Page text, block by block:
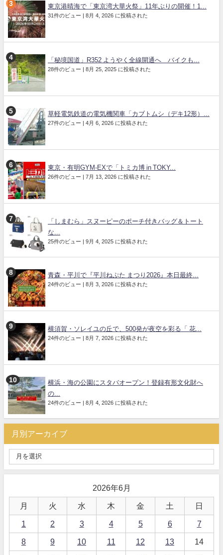
東京港晴海で「東京湾大華火祭」11年ぶりの開催！1...
31件のビュー | 8月 4, 2026 に投稿された
「秘境国道」R352 ようやく全線開通へ バイクも...
28件のビュー | 8月 25, 2025 に投稿された
草軽電気鉄道の電気機関車「カブトムシ（デキ12形）...
27件のビュー | 4月 6, 2026 に投稿された
東京・有明GYM-EXで「トミカ博 in TOKY...
26件のビュー | 7月 13, 2026 に投稿された
「しまむら」スヌーピーのポーチ付きバッグ＆トート
な...
25件のビュー | 9月 4, 2025 に投稿された
青森・平川で『平川ねぷた まつり2026』本日最終...
24件のビュー | 8月 3, 2026 に投稿された
横須賀・ソレイユの丘で、500発が夜空を彩る「 花...
24件のビュー | 8月 7, 2026 に投稿された
横浜・海の公園にスタバオープン！登録有形文化財へ
の...
24件のビュー | 8月 4, 2026 に投稿された
月別アーカイブ
2026年6月
月 火 水 木 金 土 日
1 2 3 4 5 6 7
8 9 10 11 12 13 14